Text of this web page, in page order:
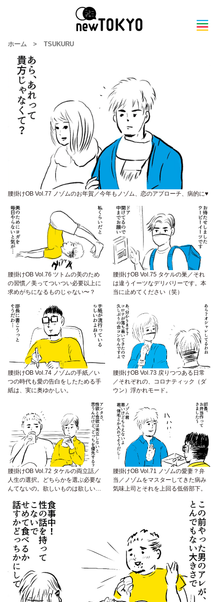
ホーム > TSUKURU
腰掛けOB Vol.77 ノゾムのお年賀／今年もノゾム、恋のアプローチ、病的に♥
腰掛けOB Vol.76 ツトムの美のため
の習慣／美ってついつい必要以上に
求めがちになるものじゃない〜？
腰掛けOB Vol.75 タケルの巣／それ
は違うイーツなデリバリーです。本
当に止めてください（笑）
腰掛けOB Vol.74 ノゾムの手紙／い
つの時代も愛の告白をしたためる手
紙は、実に奥ゆかしい。
腰掛けOB Vol.73 戻りつつある日常
／それぞれの、コロナティック（ダ
ウン）浮かれモード。
腰掛けOB Vol.72 タケルの両立話／
人生の選択。どちらかを選ぶ必要な
んてないの。欲しいものは欲しい
腰掛けOB Vol.71 ノゾムの愛妻？弁
当／ノゾムをマスターしてきた病み
気味上司とそれを上回る低俗部下。